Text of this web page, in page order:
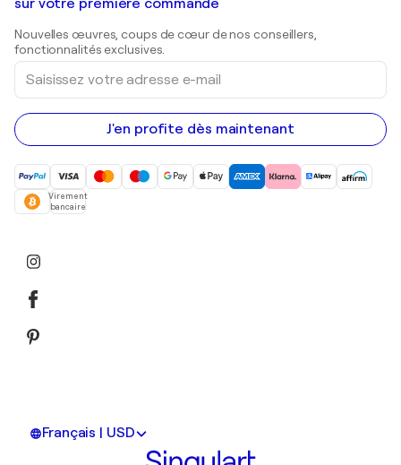
Estampes
Peintures acryliques
Galeries d'art en Belgique
sur votre première commande
Nouvelles œuvres, coups de cœur de nos conseillers,
fonctionnalités exclusives.
Saisissez
votre
adresse
e-
mail
J'en profite dès maintenant
Virement
bancaire
Français | USD